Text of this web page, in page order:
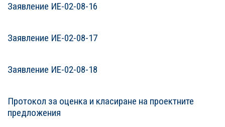
Заявление ИЕ-02-08-16
Заявление ИЕ-02-08-17
Заявление ИЕ-02-08-18
Протокол за оценка и класиране на проектните
предложения